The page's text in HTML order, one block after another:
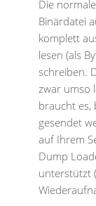
Die
Binärdatei
komplett
lesen (als
schreiben.
zwar umso
braucht es,
gesendet
auf Ihrem
Dump
unterstützt